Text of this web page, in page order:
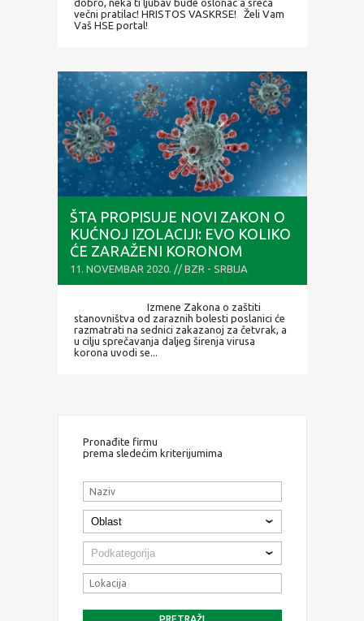
večni pratilac! HRISTOS VASKRSE! Želi Vam
Vaš HSE portal!
ŠTA PROPISUJE NOVI ZAKON O
KUĆNOJ IZOLACIJI: EVO KOLIKO
ĆE ZARAŽENI KORONOM
MORATI DA BUDU U
KARANTINU
11. NOVEMBAR 2020. // BZR - SRBIJA
Izmene Zakona o zaštiti
stanovništva od zaraznih bolesti poslanici će
razmatrati na sednici zakazanoj za četvrak, a
u cilju sprečavanja daljeg širenja virusa
korona uvodi se...
Pronađite firmu
prema sledećim kriterijumima